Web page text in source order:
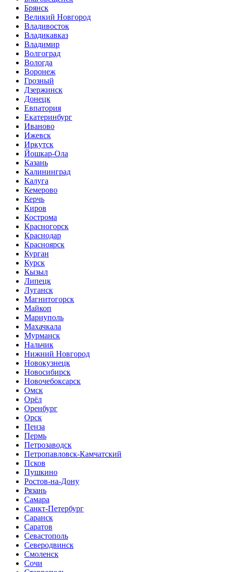
Брянск
Великий Новгород
Владивосток
Владикавказ
Владимир
Волгоград
Вологда
Воронеж
Грозный
Дзержинск
Донецк
Евпатория
Екатеринбург
Иваново
Ижевск
Иркутск
Йошкар-Ола
Казань
Калининград
Калуга
Кемерово
Керчь
Киров
Кострома
Красногорск
Краснодар
Красноярск
Курган
Курск
Кызыл
Липецк
Луганск
Магнитогорск
Майкоп
Мариуполь
Махачкала
Мурманск
Нальчик
Нижний Новгород
Новокузнецк
Новосибирск
Новочебоксарск
Омск
Орёл
Оренбург
Орск
Пенза
Пермь
Петрозаводск
Петропавловск-Камчатский
Псков
Пушкино
Ростов-на-Дону
Рязань
Самара
Санкт-Петербург
Саранск
Саратов
Севастополь
Северодвинск
Смоленск
Сочи